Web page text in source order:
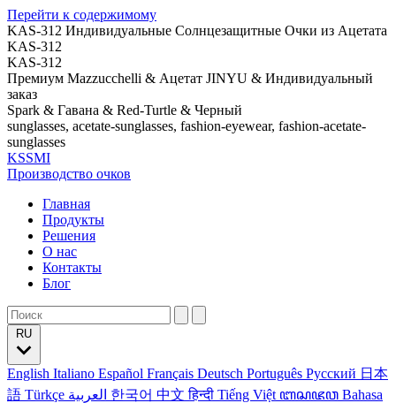
Перейти к содержимому
KAS-312 Индивидуальные Солнцезащитные Очки из Ацетата
KAS-312
KAS-312
Премиум Mazzucchelli & Ацетат JINYU & Индивидуальный
заказ
Spark & Гавана & Red-Turtle & Черный
sunglasses, acetate-sunglasses, fashion-eyewear, fashion-acetate-
sunglasses
KSSMI
Производство очков
Главная
Продукты
Решения
О нас
Контакты
Блог
English Italiano Español Français Deutsch Português Русский 日本
語 Türkçe 한국어 中文हिन्दी Tiếng Việt ꦧꦱꦗꦮ Bahasa